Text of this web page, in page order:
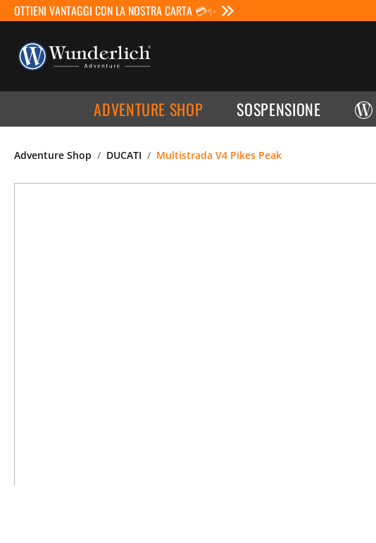
OTTIENI VANTAGGI CON LA NOSTRA CARTA 💳✨
ADVENTURE SHOP SOSPENSIONE
Adventure Shop DUCATI Multistrada V4 Pikes Peak